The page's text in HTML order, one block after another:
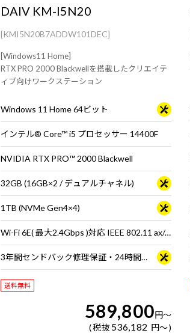
DAIV KM-I5N20
[KMI5N20B7ADDW101DEC]
[Windows11 Home]
RTX PRO 2000 Blackwellを搭載したクリエイテ
ィブ向けワークステーション
Windows 11 Home 64ビット
インテル® Core™ i5 プロセッサー 14400F
NVIDIA RTX PRO™ 2000 Blackwell
32GB (16GB×2 / デュアルチャネル)
1TB (NVMe Gen4×4)
Wi-Fi 6E( 最大2.4Gbps )対応 IEEE 802.11 ax/ac/a/b/g/n準拠 ＋ Bluetooth 5内蔵
3年間センドバック修理保証・24時間×365日電話サポート
送料無料
589,800円～
税抜 536,182 円～